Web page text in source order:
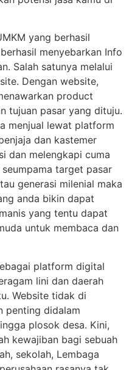
yang berhasil
menyebarkan Info
Salah satunya melalui
Dengan website,
product
tujuan pasar yang dituju.
menjual lewat platform
dan kastemer
dan melengkapi cuma
target pasar
generasi milenial maka
anda bikin dapat
yang tentu dapat
untuk membaca dan
platform digital
lini dan daerah
Website tidak di
penting didalam
plosok desa. Kini,
kewajiban bagi sebuah
sekolah, Lembaga